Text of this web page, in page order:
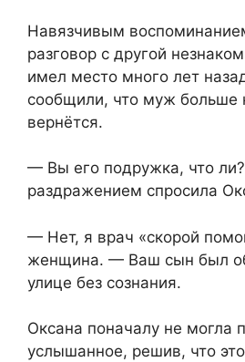
Навязчивым
разговор с другой
имел место много лет
сообщили, что муж больше
вернётся.
— Вы его подружка, что
раздражением спросила
— Нет, я врач «скорой
женщина. — Ваш сын был
улице без сознания.
Оксана поначалу не могла
услышанное, решив, что